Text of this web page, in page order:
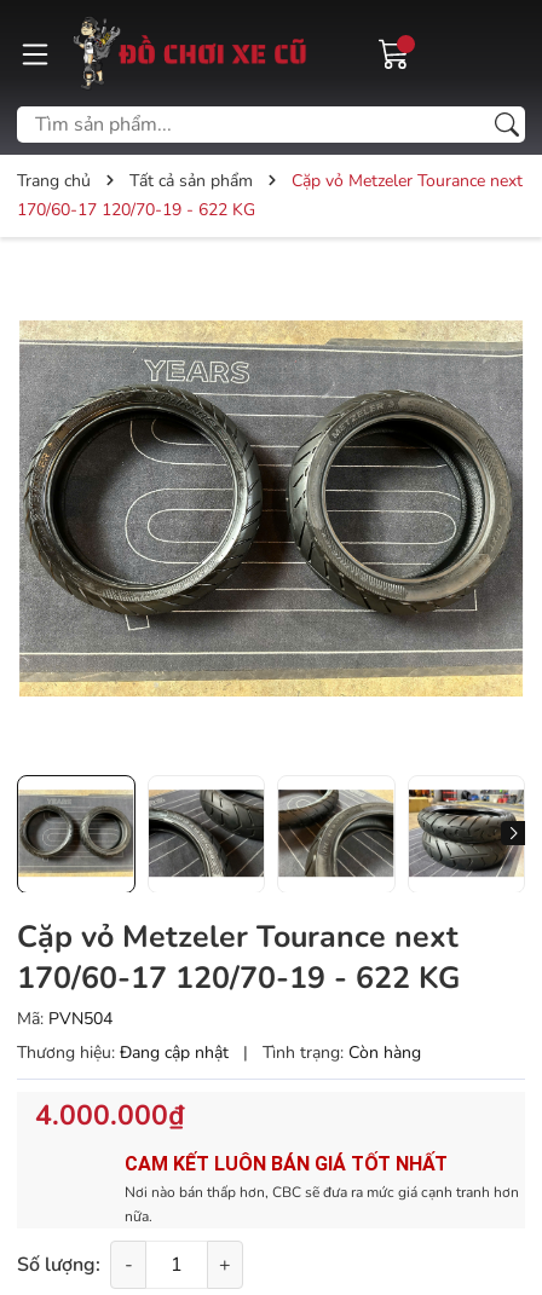
Trang chủ Tất cả sản phẩm
Cặp vỏ Metzeler Tourance next
170/60-17 120/70-19 - 622 KG
Cặp vỏ Metzeler Tourance next
170/60-17 120/70-19 - 622 KG
Mã: PVN504
Thương hiệu: Đang cập nhật | Tình trạng: Còn hàng
4.000.000₫
CAM KẾT LUÔN BÁN GIÁ TỐT NHẤT
Nơi nào bán thấp hơn, CBC sẽ đưa ra mức giá cạnh tranh hơn
nữa.
Số lượng: - +